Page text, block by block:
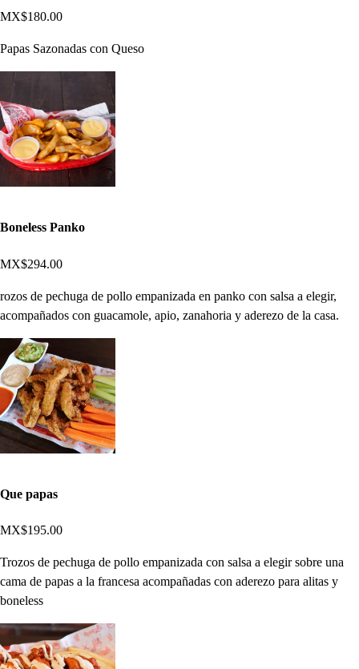
MX$180.00
Papas Sazonadas con Queso
Boneless Panko
MX$294.00
rozos de pechuga de pollo empanizada en panko con salsa a elegir,
acompañados con guacamole, apio, zanahoria y aderezo de la casa.
Que papas
MX$195.00
Trozos de pechuga de pollo empanizada con salsa a elegir sobre una
cama de papas a la francesa acompañadas con aderezo para alitas y
boneless